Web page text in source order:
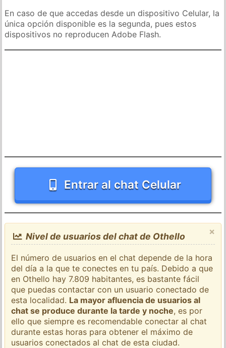
En caso de que accedas desde un dispositivo Celular, la
única opción disponible es la segunda, pues estos
dispositivos no reproducen Adobe Flash.
Entrar al chat Celular
×
Nivel de usuarios del chat de Othello
El número de usuarios en el chat depende de la hora
del día a la que te conectes en tu país. Debido a que
en Othello hay 7.809 habitantes, es bastante fácil
que puedas contactar con un usuario conectado de
esta localidad. La mayor afluencia de usuarios al
chat se produce durante la tarde y noche, es por
ello que siempre es recomendable conectar al chat
durante estas horas para obtener el máximo de
usuarios conectados al chat de esta ciudad.